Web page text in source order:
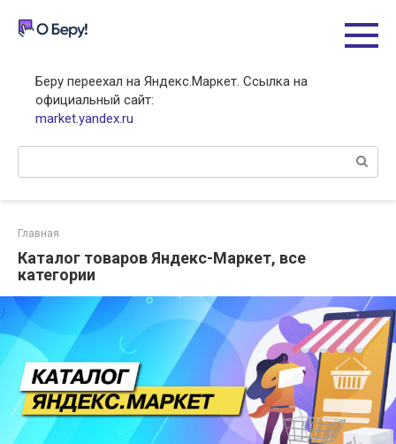
Беру переехал на Яндекс.Маркет. Ссылка на
официальный сайт:
market.yandex.ru
Поиск:
Главная
Каталог товаров Яндекс-Маркет, все
категории